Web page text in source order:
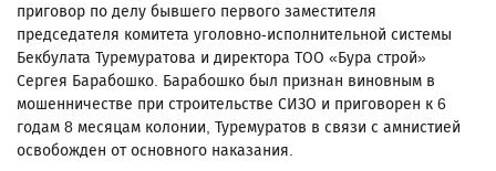
приговор по делу бывшего первого заместителя
председателя комитета уголовно-исполнительной системы
Бекбулата Туремуратова и директора ТОО «Бура строй»
Сергея Барабошко. Барабошко был признан виновным в
мошенничестве при строительстве СИЗО и приговорен к 6
годам 8 месяцам колонии, Туремуратов в связи с амнистией
освобожден от основного наказания.